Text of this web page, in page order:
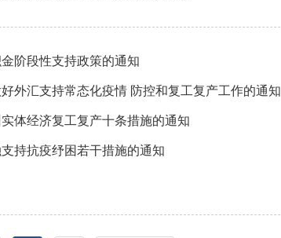
阶段性支持政策的通知
外汇支持常态化疫情 防控和复工复产工作的通知
体经济复工复产十条措施的通知
持抗疫纾困若干措施的通知